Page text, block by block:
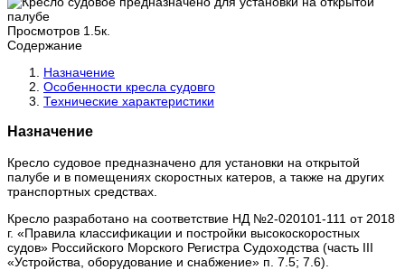
Просмотров 1.5к.
Содержание
Назначение
Особенности кресла судовго
Технические характеристики
Назначение
Кресло судовое предназначено для установки на открытой
палубе и в помещениях скоростных катеров, а также на других
транспортных средствах.
Кресло разработано на соответствие НД №2-020101-111 от 2018
г. «Правила классификации и постройки высокоскоростных
судов» Российского Морского Регистра Судоходства (часть III
«Устройства, оборудование и снабжение» п. 7.5; 7.6).